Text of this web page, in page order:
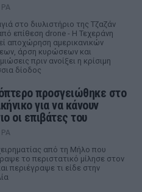
στο διυλιστήριο της Τζαζάν
επίθεση drone - Η Τεχεράνη
αποχώρηση αμερικανικών
άρση κυρώσεων και
πριν ανοίξει η κρίσιμη
δίοδος
προσγειώθηκε στο
για να κάνουν
οι επιβάτες του
από τη Μήλο που
το περιστατικό μίλησε στον
περιέγραψε τι είδε στην